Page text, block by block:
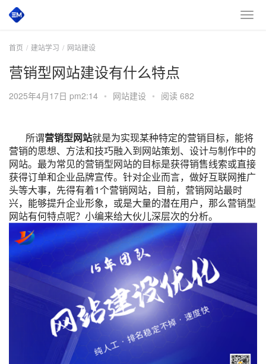
首页 建站学习 网站建设
营销型网站建设有什么特点
2025年4月17日 pm2:14 • 网站建设 • 阅读 682
所谓营销型网站就是为实现某种特定的营销目标，能将
营销的思想、方法和技巧融入到网站策划、设计与制作中的
网站。最为常见的营销型网站的目标是获得销售线索或直接
获得订单和企业品牌宣传。针对企业而言，做好互联网推广
头等大事，先得有着1个营销网站，目前，营销网站最时
兴，能够提升企业形象，或是大量的潜在用户，那么营销型
网站有何特点呢？小编来给大伙儿深层次的分析。